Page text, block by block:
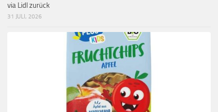
via Lidl zurück
31 JULI, 2026